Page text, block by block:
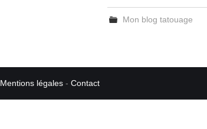
Mon blog tatouage
Mentions légales - Contact